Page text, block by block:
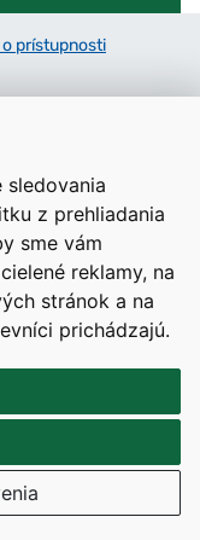
z prehliadania
sme vám
reklamy, na
stránok a na
prichádzajú.
prístupnosti
výskumu,